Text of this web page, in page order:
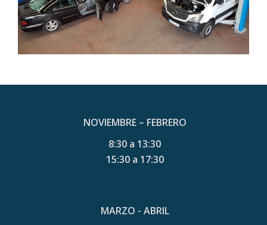
NOVIEMBRE – FEBRERO
8:30 a 13:30
15:30 a 17:30
MARZO - ABRIL